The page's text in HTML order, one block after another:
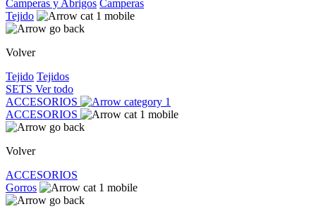
Camperas y Abrigos Camperas
Tejido
Volver
Tejido Tejidos
SETS Ver todo
ACCESORIOS
ACCESORIOS
Volver
ACCESORIOS
Gorros